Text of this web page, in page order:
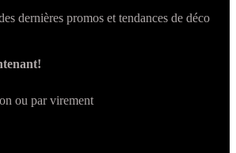
dernières promos et tendances de déco
ou par virement